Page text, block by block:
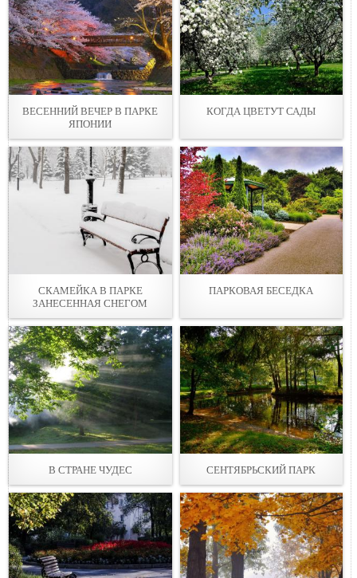
ВЕСЕННИЙ ВЕЧЕР В ПАРКЕ
ЯПОНИИ
КОГДА ЦВЕТУТ САДЫ
СКАМЕЙКА В ПАРКЕ
ЗАНЕСЕННАЯ СНЕГОМ
ПАРКОВАЯ БЕСЕДКА
В СТРАНЕ ЧУДЕС СЕНТЯБРЬСКИЙ ПАРК